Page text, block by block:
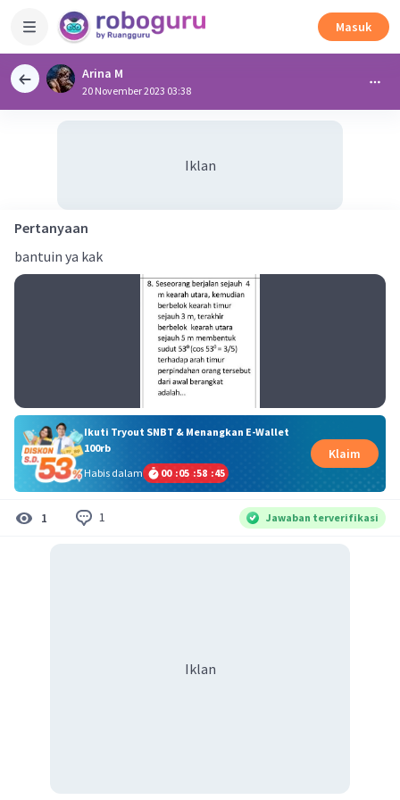
Masuk
Arina M
20 November 2023 03:38
Iklan
Pertanyaan
bantuin ya kak
Ikuti Tryout SNBT & Menangkan E-Wallet
100rb
Habis dalam
00 :05 :58 :45
Klaim
1 1 Jawaban terverifikasi
Iklan